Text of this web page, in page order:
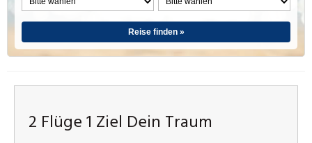
Reise finden »
2 Flüge 1 Ziel Dein Traum